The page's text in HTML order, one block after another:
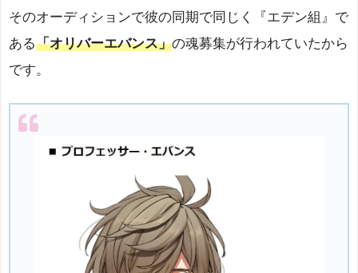
そのオーディションで彼の同期で同じく『エデン組』で
ある「オリバーエバンス」の魂募集が行われていたから
です。